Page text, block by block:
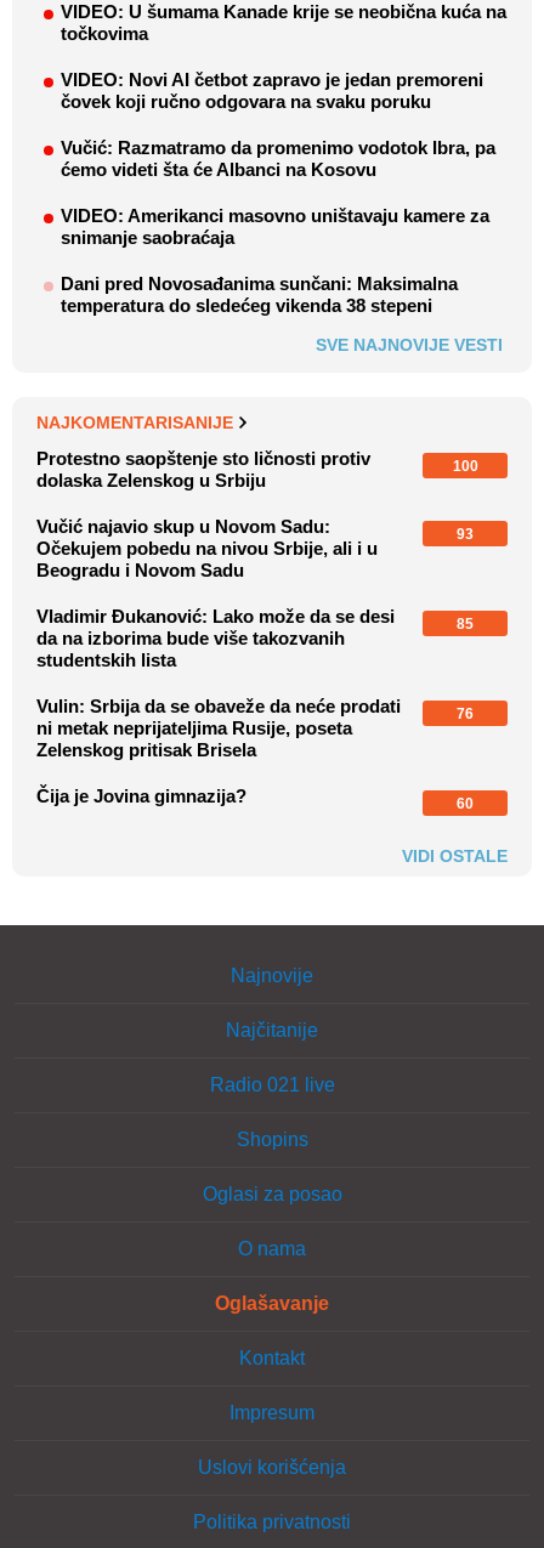
VIDEO: U šumama Kanade krije se neobična kuća na
točkovima
VIDEO: Novi AI četbot zapravo je jedan premoreni
čovek koji ručno odgovara na svaku poruku
Vučić: Razmatramo da promenimo vodotok Ibra, pa
ćemo videti šta će Albanci na Kosovu
VIDEO: Amerikanci masovno uništavaju kamere za
snimanje saobraćaja
Dani pred Novosađanima sunčani: Maksimalna
temperatura do sledećeg vikenda 38 stepeni
SVE NAJNOVIJE VESTI
NAJKOMENTARISANIJE
Protestno saopštenje sto ličnosti protiv
dolaska Zelenskog u Srbiju
100
Vučić najavio skup u Novom Sadu:
Očekujem pobedu na nivou Srbije, ali i u
Beogradu i Novom Sadu
93
Vladimir Đukanović: Lako može da se desi
da na izborima bude više takozvanih
studentskih lista
85
Vulin: Srbija da se obaveže da neće prodati
ni metak neprijateljima Rusije, poseta
Zelenskog pritisak Brisela
76
Čija je Jovina gimnazija? 60
VIDI OSTALE
Najnovije
Najčitanije
Radio 021 live
Shopins
Oglasi za posao
O nama
Oglašavanje
Kontakt
Impresum
Uslovi korišćenja
Politika privatnosti